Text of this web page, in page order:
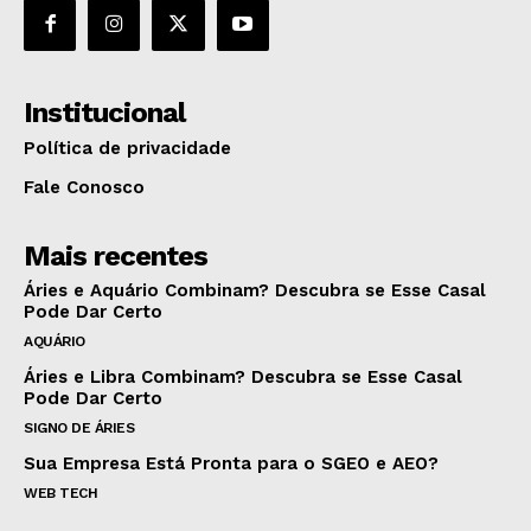
Institucional
Política de privacidade
Fale Conosco
Mais recentes
Áries e Aquário Combinam? Descubra se Esse Casal
Pode Dar Certo
AQUÁRIO
Áries e Libra Combinam? Descubra se Esse Casal
Pode Dar Certo
SIGNO DE ÁRIES
Sua Empresa Está Pronta para o SGEO e AEO?
WEB TECH